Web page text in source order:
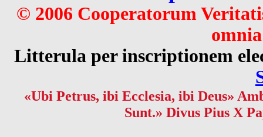
© 2006 Cooperatorum
Litterula per inscriptionem
«Ubi Petrus, ibi Ecclesia, ibi Deus»
Sunt.» Divus Pius X